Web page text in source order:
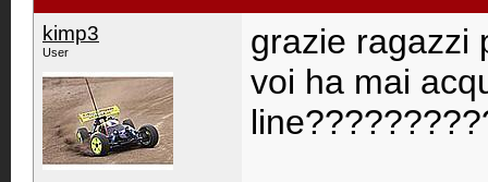
kimp3
User
grazie ragazzi
voi ha mai